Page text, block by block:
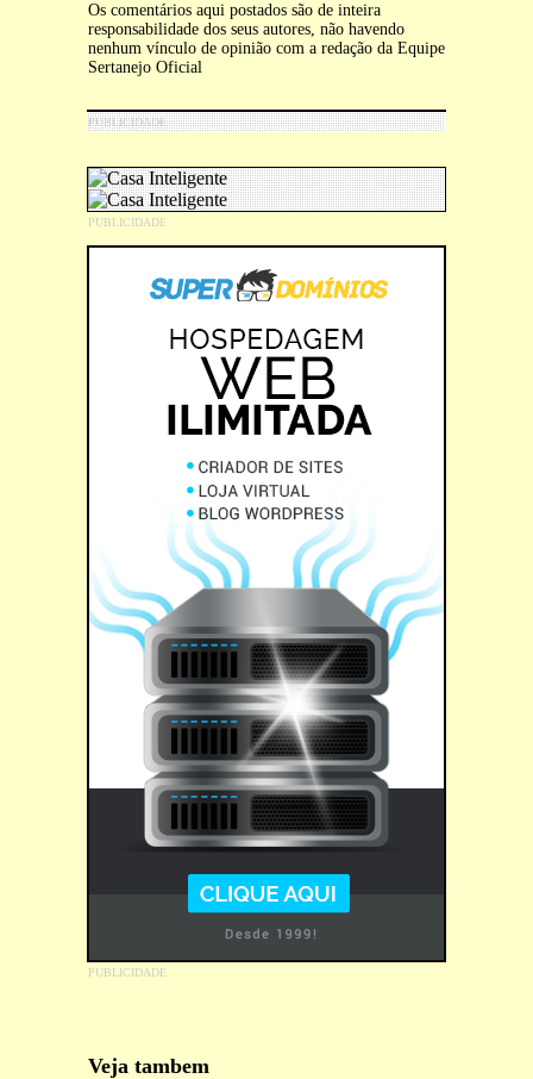
Os comentários aqui postados são de inteira
responsabilidade dos seus autores, não havendo
nenhum vínculo de opinião com a redação da Equipe
Sertanejo Oficial
Veja tambem